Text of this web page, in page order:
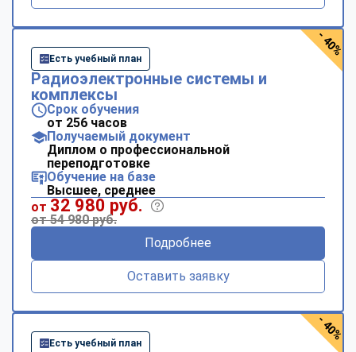
Есть учебный план
Радиоэлектронные системы и
комплексы
Срок обучения
от 256 часов
Получаемый документ
Диплом о профессиональной
переподготовке
Обучение на базе
Высшее, среднее
от 32 980 руб.
от 54 980 руб.
Подробнее
Оставить заявку
- 40%
Есть учебный план
- 40%